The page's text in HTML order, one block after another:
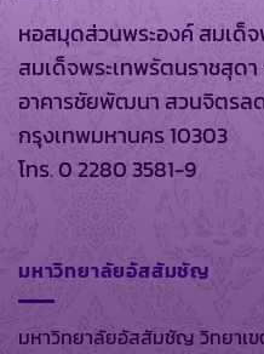
หอสมุดส่วนพระองค์ สมเด็จ
สมเด็จพระเทพรัตนราชสุด
อาคารชัยพัฒนา สวนจิตรล
กรุงเทพมหานคร 10303
โทร. 0 2280 3581-9
มหาวิทยาลัยอัสสัมชัญ
มหาวิทยาลัยอัสสัมชัญ วิทยาเ